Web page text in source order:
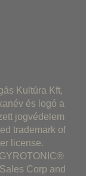
Kultúra Kft,
és logó a
jogvédelem
trademark of
license.
Corp and